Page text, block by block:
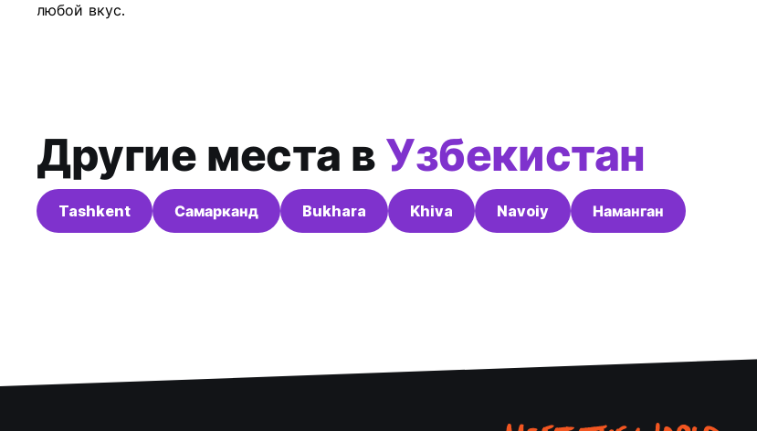
любой вкус.
Другие места вУзбекистан
Tashkent Самарканд Bukhara Khiva Navoiy Наманган